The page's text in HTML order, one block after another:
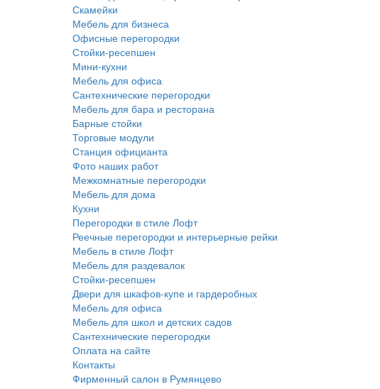
Скамейки
Мебель для бизнеса
Офисные перегородки
Стойки-ресепшен
Мини-кухни
Мебель для офиса
Сантехнические перегородки
Мебель для бара и ресторана
Барные стойки
Торговые модули
Станция официанта
Фото наших работ
Межкомнатные перегородки
Мебель для дома
Кухни
Перегородки в стиле Лофт
Реечные перегородки и интерьерные рейки
Мебель в стиле Лофт
Мебель для раздевалок
Стойки-ресепшен
Двери для шкафов-купе и гардеробных
Мебель для офиса
Мебель для школ и детских садов
Сантехнические перегородки
Оплата на сайте
Контакты
Фирменный салон в Румянцево